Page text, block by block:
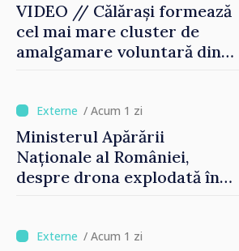
VIDEO // Călărași formează
cel mai mare cluster de
amalgamare voluntară din
finală
/ Acum 1 zi
Ministerul Apărării
Naționale al României,
despre drona explodată în
vehicul aerian”
/ Acum 1 zi